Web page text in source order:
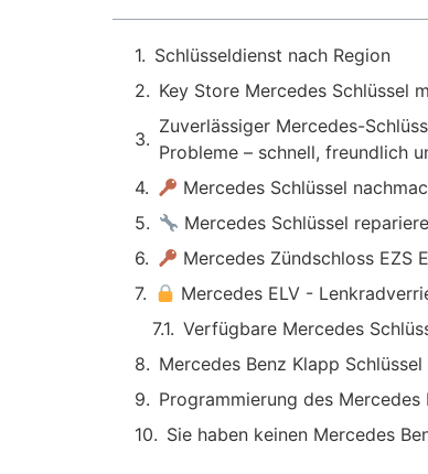
Schlüsseldienst nach Region
Key Store Mercedes Schlüssel
Zuverlässiger Mercedes-
Probleme – schnell, freundlich
Mercedes Schlüssel
Mercedes Schlüssel
Mercedes Zündschloss EZS
Mercedes ELV -
Verfügbare Mercedes
Mercedes Benz Klapp
Programmierung des Mercedes
Sie haben keinen Mercedes